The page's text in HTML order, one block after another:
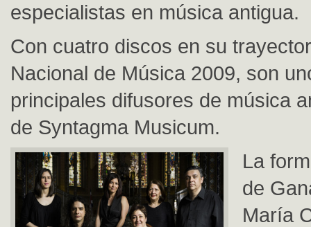
especialistas en música antigua.
Con cuatro discos en su
Nacional de Música 2009, son
principales difusores de música
de Syntagma Musicum.
La
de
María